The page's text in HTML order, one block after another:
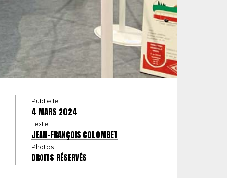
Publié le
4 MARS 2024
Texte
JEAN-FRANÇOIS COLOMBET
Photos
DROITS RÉSERVÉS